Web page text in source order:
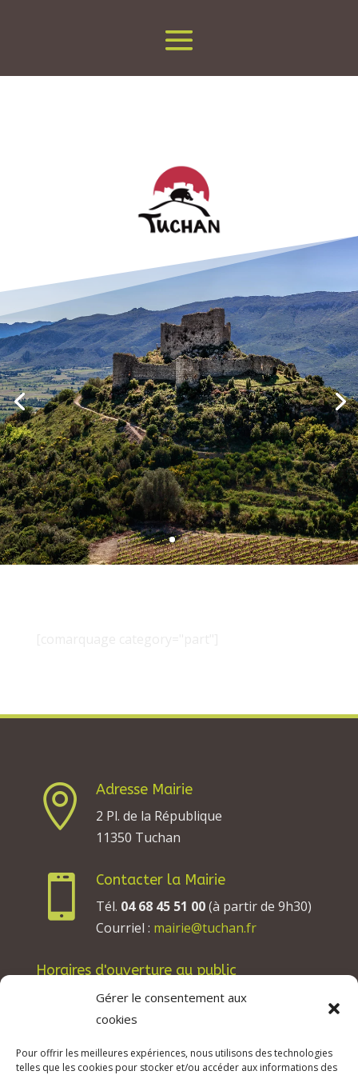
Gérer le consentement aux
cookies
Pour offrir les meilleures expériences, nous utilisons des technologies
telles que les cookies pour stocker et/ou accéder aux informations des

Adresse Mairie
2 Pl. de la République
11350 Tuchan

Contacter la Mairie
Tél. 04 68 45 51 00(à partir de 9h30)
Courriel : mairie@tuchan.fr
Horaires d'ouverture au public
Les lundis, mardis et jeudis : de 8h à 12h et de
13h30 à 17h30.
Les vendredis : de 8h à 12h.